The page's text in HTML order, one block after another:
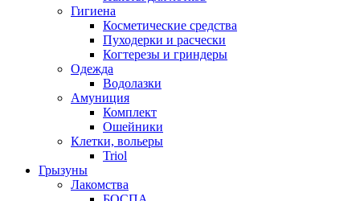
Гигиена
Косметические средства
Пуходерки и расчески
Когтерезы и гриндеры
Одежда
Водолазки
Амуниция
Комплект
Ошейники
Клетки, вольеры
Triol
Грызуны
Лакомства